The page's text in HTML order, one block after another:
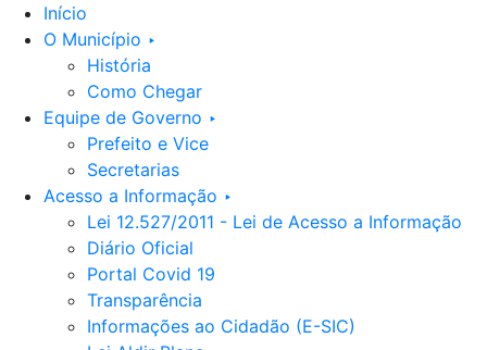
Início
O Município ‣
História
Como Chegar
Equipe de Governo ‣
Prefeito e Vice
Secretarias
Acesso a Informação ‣
Lei 12.527/2011 - Lei de Acesso a Informação
Diário Oficial
Portal Covid 19
Transparência
Informações ao Cidadão (E-SIC)